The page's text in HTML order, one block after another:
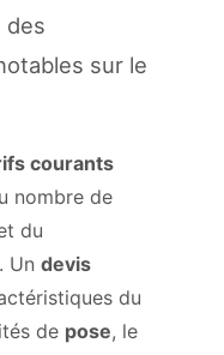
des
sur le
courants
nombre de
du
Un devis
du
de pose, le